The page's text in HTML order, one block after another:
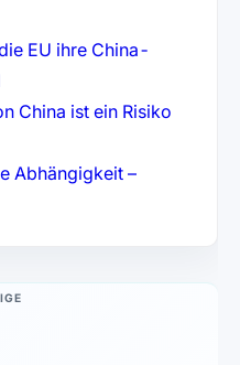
Tab)
EU ihre China-
(öffnet in neuem Tab)
China ist ein Risiko
in neuem Tab)
Abhängigkeit –
Tab)